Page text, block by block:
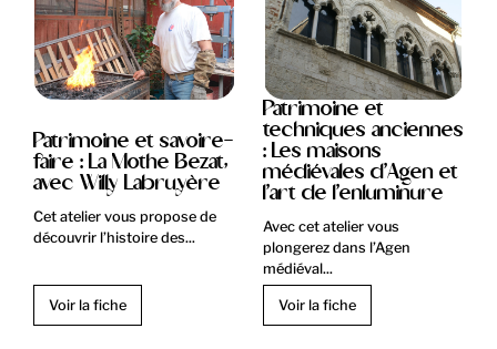
Patrimoine et savoire-
faire : La Mothe Bezat,
avec Willy Labruyère
Cet atelier vous propose de
découvrir l’histoire des...
Voir la fiche
Patrimoine et
techniques anciennes
: Les maisons
médiévales d’Agen et
l’art de l’enluminure
Avec cet atelier vous
plongerez dans l’Agen
médiéval...
Voir la fiche